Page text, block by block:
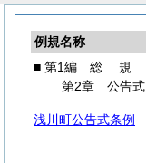
例規名称
■ 第1編 総 規
第2章 公告式
浅川町公告式条例